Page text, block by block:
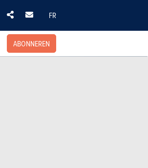
FR
ABONNEREN